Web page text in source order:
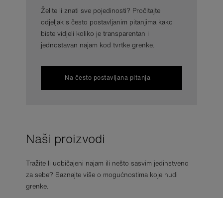
Želite li znati sve pojedinosti? Pročitajte
odjeljak s često postavljanim pitanjima kako
biste vidjeli koliko je transparentan i
jednostavan najam kod tvrtke grenke.
Na često postavljana pitanja
Naši proizvodi
Tražite li uobičajeni najam ili nešto sasvim jedinstveno
za sebe? Saznajte više o mogućnostima koje nudi
grenke.